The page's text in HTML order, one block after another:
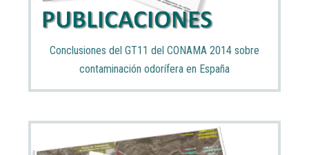
Conclusiones del GT11 del CONAMA 2014 sobre
contaminación odorífera en España